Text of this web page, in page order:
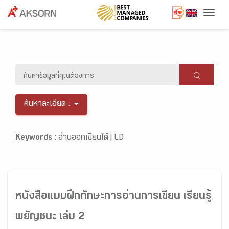
ค้นหาละเอียด :
Keywords : อ่านออกเขียนได้ | LD
หนังสือแบบฝึกทักษะการอ่านการเขียน เรียนรู้
พยัญชนะ เล่ม 2